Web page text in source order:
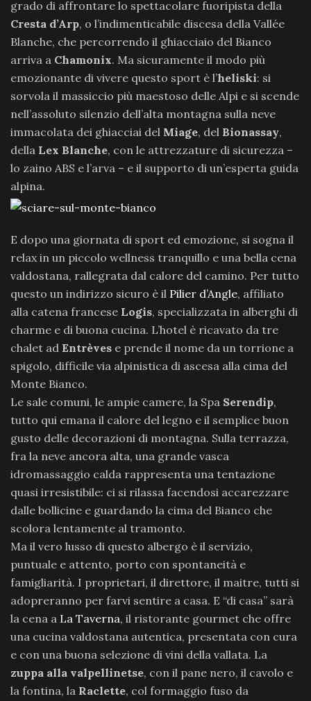
grado di affrontare lo spettacolare fuoripista della
Cresta d’Arp, o l’indimenticabile discesa della Vallée
Blanche, che percorrendo il ghiacciaio del Bianco
arriva a Chamonix. Ma sicuramente il modo più
emozionante di vivere questo sport è l’heliski: si
sorvola il massiccio più maestoso delle Alpi e si scende
nell’assoluto silenzio dell’alta montagna sulla neve
immacolata dei ghiacciai del Miage, del Bionassay,
della Lex Blanche, con le attrezzature di sicurezza –
lo zaino ABS e l’arva – e il supporto di un’esperta guida
alpina.
E dopo una giornata di sport ed emozione, si sogna il
relax in un piccolo wellness tranquillo e una bella cena
valdostana, rallegrata dal calore del camino. Per tutto
questo un indirizzo sicuro è il Pilier d’Angle, affiliato
alla catena francese Logis, specializzata in alberghi di
charme e di buona cucina. L’hotel è ricavato da tre
chalet ad Entrèves e prende il nome da un torrione a
spigolo, difficile via alpinistica di ascesa alla cima del
Monte Bianco.
Le sale comuni, le ampie camere, la Spa Serendip,
tutto qui emana il calore del legno e il semplice buon
gusto delle decorazioni di montagna. Sulla terrazza,
fra la neve ancora alta, una grande vasca
idromassaggio calda rappresenta una tentazione
quasi irresistibile: ci si rilassa facendosi accarezzare
dalle bollicine e guardando la cima del Bianco che
scolora lentamente al tramonto.
Ma il vero lusso di questo albergo è il servizio,
puntuale e attento, porto con spontaneità e
famigliarità. I proprietari, il direttore, il maitre, tutti si
adopreranno per farvi sentire a casa. E “di casa” sarà
la cena a La Taverna, il ristorante gourmet che offre
una cucina valdostana autentica, presentata con cura
e con una buona selezione di vini della vallata. La
zuppa alla valpellinetse, con il pane nero, il cavolo e
la fontina, la Raclette, col formaggio fuso da